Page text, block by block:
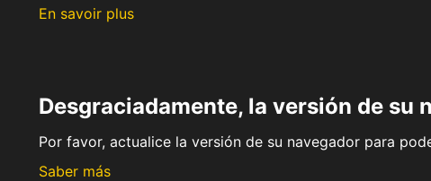
En savoir plus
Desgraciadamente, la versión de su
Por favor, actualice la versión de su navegador para
Saber más